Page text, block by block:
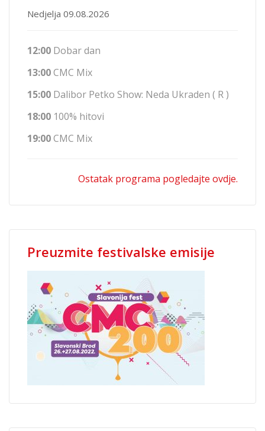
Nedjelja 09.08.2026
12:00 Dobar dan
13:00CMC Mix
15:00 Dalibor Petko Show: Neda Ukraden ( R )
18:00 100% hitovi
19:00CMC Mix
Ostatak programa pogledajte ovdje.
Preuzmite festivalske emisije